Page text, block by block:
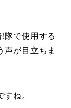
隊で使用する
声が目立ちま
ね。